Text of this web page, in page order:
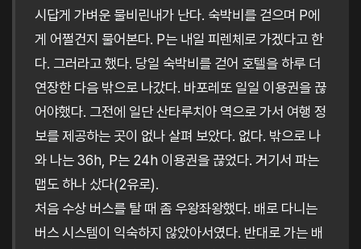
시답게 가벼운 물비린내가 난다. 숙박비를 걷으며 P에
게 어쩔건지 물어본다. P는 내일 피렌체로 가겠다고 한
다. 그러라고 했다. 당일 숙박비를 걷어 호텔을 하루 더
연장한 다음 밖으로 나갔다. 바포레또 일일 이용권을 끊
어야했다. 그전에 일단 산타루치아 역으로 가서 여행 정
보를 제공하는 곳이 없나 살펴 보았다. 없다. 밖으로 나
와 나는 36h, P는 24h 이용권을 끊었다. 거기서 파는
맵도 하나 샀다(2유로).
처음 수상 버스를 탈 때 좀 우왕좌왕했다. 배로 다니는
버스 시스템이 익숙하지 않았아서였다. 반대로 가는 배